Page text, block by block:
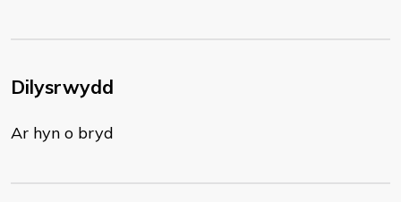
Dilysrwydd
Ar hyn o bryd